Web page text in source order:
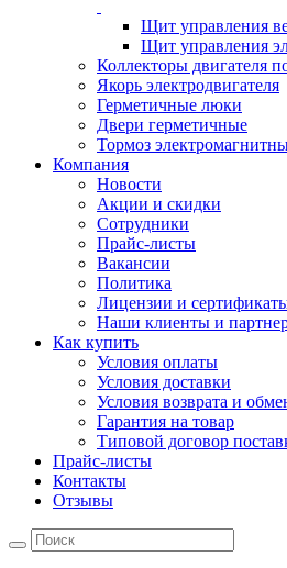
Щит управления
Щит управления
Коллекторы двигателя
Якорь электродвигателя
Герметичные люки
Двери герметичные
Тормоз
Компания
Новости
Акции и скидки
Сотрудники
Прайс-листы
Вакансии
Политика
Лицензии и
Наши клиенты и
Как купить
Условия оплаты
Условия доставки
Условия возврата и
Гарантия на товар
Типовой договор
Прайс-листы
Контакты
Отзывы